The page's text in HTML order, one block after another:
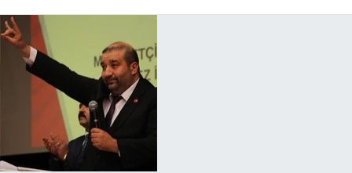
Trafik Durumu
Süper Lig Puan Durumu ve Fikstür
Tüm Manşetler
Son Dakika Haberleri